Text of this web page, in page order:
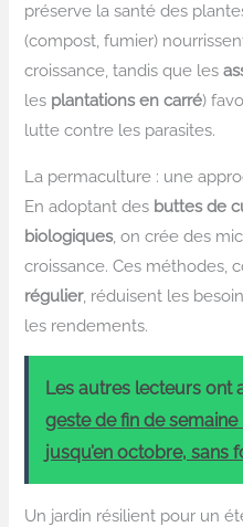
préserve la santé des
(compost, fumier)
croissance, tandis que les
les plantations en carré)
lutte contre les parasites.
La permaculture : une
En adoptant des buttes de
biologiques, on crée des
croissance. Ces méthodes,
régulier, réduisent les
les rendements.
Les autres lecteurs ont
geste de fin de
jusqu’en octobre, sans
Un jardin résilient pour un